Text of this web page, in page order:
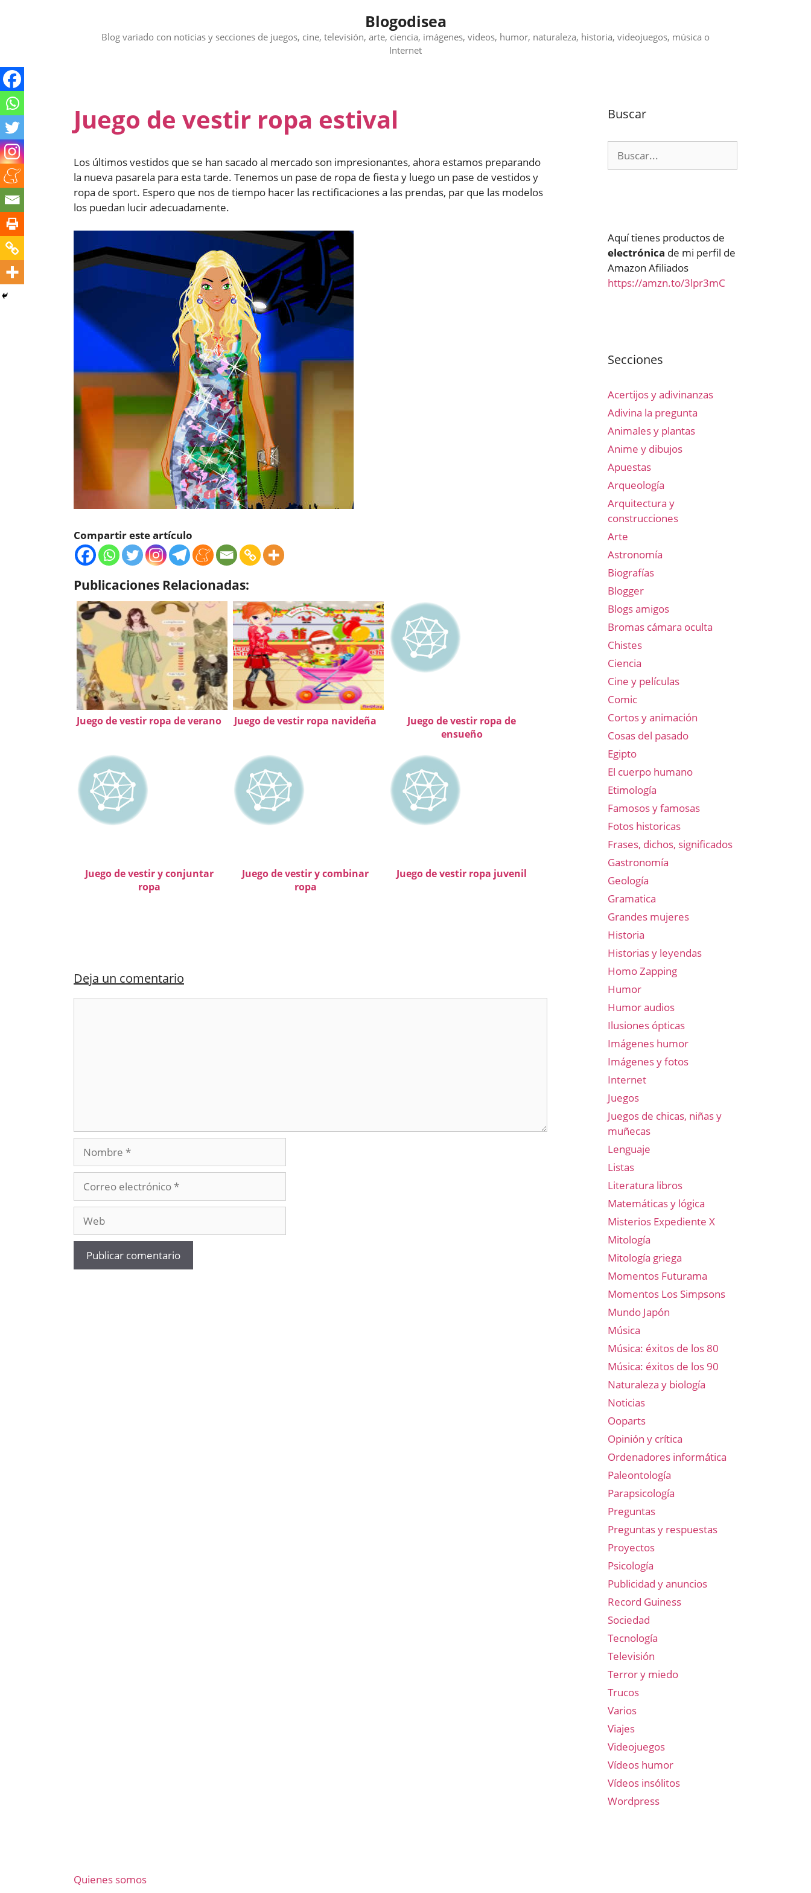
Blogodisea
Blog variado con noticias y secciones de juegos, cine, televisión, arte, ciencia, imágenes, videos, humor, naturaleza, historia, videojuegos, música o
Internet
Juego de vestir ropa estival
Los últimos vestidos que se han sacado al mercado son impresionantes, ahora estamos preparando
la nueva pasarela para esta tarde. Tenemos un pase de ropa de fiesta y luego un pase de vestidos y
ropa de sport. Espero que nos de tiempo hacer las rectificaciones a las prendas, par que las modelos
los puedan lucir adecuadamente.
Compartir este artículo
Publicaciones Relacionadas:
Juego de vestir ropa de verano Juego de vestir ropa navideña
Juego de vestir ropa de
ensueño
Juego de vestir y conjuntar
ropa
Juego de vestir y combinar
ropa
Juego de vestir ropa juvenil
Deja un comentario
Nombre
electrónico
Buscar
Aquí tienes productos de
electrónica de mi perfil de
Amazon Afiliados
https://amzn.to/3lpr3mC
Secciones
Acertijos y adivinanzas
Adivina la pregunta
Animales y plantas
Anime y dibujos
Apuestas
Arqueología
Arquitectura y
construcciones
Arte
Astronomía
Biografías
Blogger
Blogs amigos
Bromas cámara oculta
Chistes
Ciencia
Cine y películas
Comic
Cortos y animación
Cosas del pasado
Egipto
El cuerpo humano
Etimología
Famosos y famosas
Fotos historicas
Frases, dichos, significados
Gastronomía
Geología
Gramatica
Grandes mujeres
Historia
Historias y leyendas
Homo Zapping
Humor
Humor audios
Ilusiones ópticas
Imágenes humor
Imágenes y fotos
Internet
Juegos
Juegos de chicas, niñas y
muñecas
Lenguaje
Listas
Literatura libros
Matemáticas y lógica
Misterios Expediente X
Mitología
Mitología griega
Momentos Futurama
Momentos Los Simpsons
Mundo Japón
Música
Música: éxitos de los 80
Música: éxitos de los 90
Naturaleza y biología
Noticias
Ooparts
Opinión y crítica
Ordenadores informática
Paleontología
Parapsicología
Preguntas
Preguntas y respuestas
Proyectos
Psicología
Publicidad y anuncios
Record Guiness
Sociedad
Tecnología
Televisión
Terror y miedo
Trucos
Varios
Viajes
Videojuegos
Vídeos humor
Vídeos insólitos
Wordpress
Quienes somos